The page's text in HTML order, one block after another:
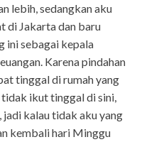
lebih, sedangkan aku
di Jakarta dan baru
ini sebagai kepala
Karena pindahan
tinggal di rumah yang
ikut tinggal di sini,
jadi kalau tidak aku yang
kembali hari Minggu